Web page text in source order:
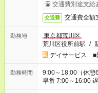
交通費別途支給
交通費 交通費全額
勤務地
東京都荒川区
荒川区役所前駅 /
デイサービス ■
勤務時間
9:00～18:00（休憩60分） ■ご希望があれば下記
早番 7:00～16:00 遅番 10:00～
い」 「余裕を持っ